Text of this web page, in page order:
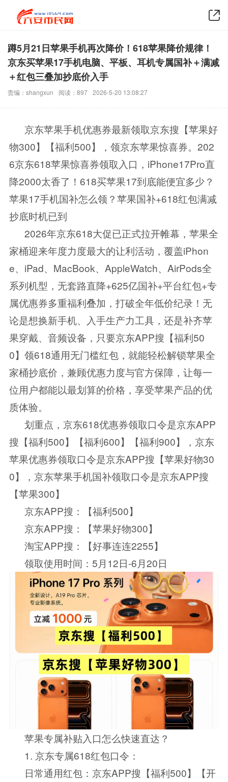
蹲5月21日苹果手机再次降价！618苹果降价规律！
京东买苹果17手机电脑、平板、耳机专属国补＋满减
＋红包三叠加抄底价入手
责编：shangxun 阅读：897 2026-5-20 13:08:27
京东苹果手机优惠券最新领取京东搜【苹果好
物300】【福利500】，领京东苹果惊喜券。202
6京东618苹果惊喜券领取入口，iPhone17Pro直
降2000太香了！618买苹果17到底能便宜多少？
苹果17手机国补怎么领？苹果国补+618红包满减
抄底时机已到
2026年京东618大促已正式拉开帷幕，苹果全
家桶迎来年度力度最大的让利活动，覆盖iPhon
e、iPad、MacBook、AppleWatch、AirPods全
系列机型，无套路直降+625亿国补+平台红包+专
属优惠券多重福利叠加，打破全年低价纪录！无
论是想换新手机、入手生产力工具，还是补齐苹
果穿戴、音频设备，只要京东APP搜【福利50
0】领618通用无门槛红包，就能轻松解锁苹果全
家桶抄底价，兼顾优惠力度与官方保障，让每一
位用户都能以最划算的价格，享受苹果产品的优
质体验。
划重点，京东618优惠券领取口令是京东APP
搜【福利500】【福利600】【福利900】，京东
苹果优惠券领取口令是京东APP搜【苹果好物30
0】，京东苹果手机国补领取口令是京东APP搜
【苹果300】
京东APP搜：【福利500】
京东APP搜：【苹果好物300】
淘宝APP搜：【好事连连2255】
领取使用时间：5月12日-6月20日
苹果专属补贴入口怎么快速直达？
1. 京东专属618红包口令：
日常通用红包：京东APP搜【福利500】【开